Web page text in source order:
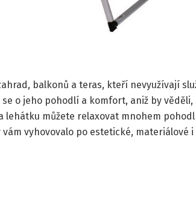
balkonů a teras, kteří nevyužívají
o jeho pohodlí a komfort, aniž by věděli,
můžete relaxovat mnohem
vyhovovalo po estetické, materiálové i